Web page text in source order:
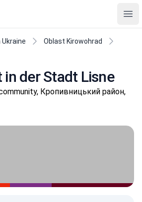
Oblast Kirowohrad
der Stadt Lisne
Кропивницький район,